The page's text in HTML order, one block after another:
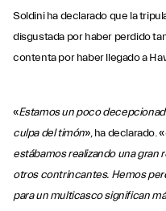
Soldini ha declarado que la
disgustada por haber perdido
contenta por haber llegado a
«Estamos un poco
culpa del timón», ha declarado. «
estábamos realizando una gran
otros contrincantes. Hemos
para un multicasco significan